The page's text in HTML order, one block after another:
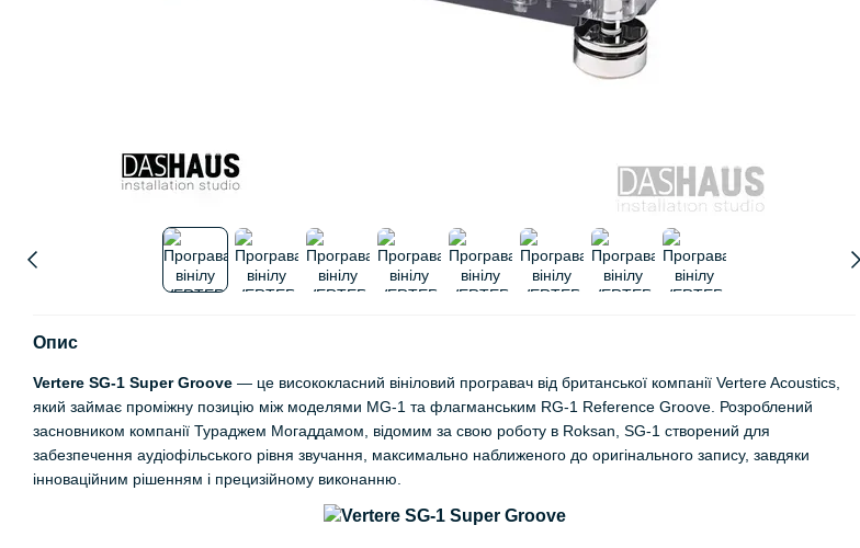
Опис
Vertere SG-1 Super Groove — це висококласний вініловий програвач від британської компанії Vertere Acoustics,
який займає проміжну позицію між моделями MG-1 та флагманським RG-1 Reference Groove. Розроблений
засновником компанії Тураджем Могаддамом, відомим за свою роботу в Roksan, SG-1 створений для
забезпечення аудіофільського рівня звучання, максимально наближеного до оригінального запису, завдяки
інноваційним рішенням і прецизійному виконанню.